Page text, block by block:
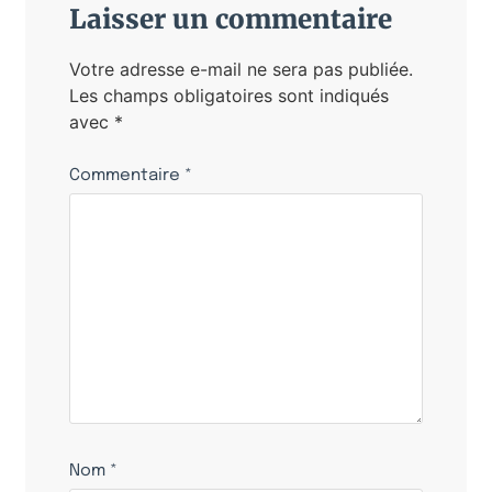
Laisser un commentaire
Votre adresse e-mail ne sera pas publiée.
Les champs obligatoires sont indiqués
avec *
Commentaire *
Nom *